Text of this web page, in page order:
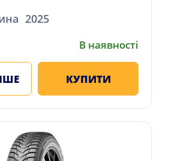
2025
В наявності
КУПИТИ